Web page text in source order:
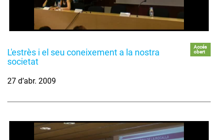
L'estrès i el seu coneixement a la nostra
societat
Accés
obert
27 d’abr. 2009